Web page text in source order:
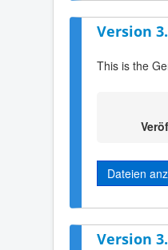
Version
This is the
Dateien
Version